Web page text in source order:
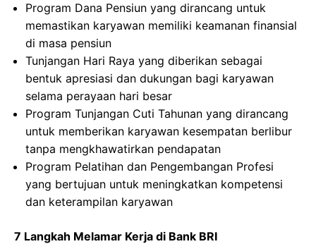
Program Dana Pensiun yang dirancang untuk
memastikan karyawan memiliki keamanan finansial
di masa pensiun
Tunjangan Hari Raya yang diberikan sebagai
bentuk apresiasi dan dukungan bagi karyawan
selama perayaan hari besar
Program Tunjangan Cuti Tahunan yang dirancang
untuk memberikan karyawan kesempatan berlibur
tanpa mengkhawatirkan pendapatan
Program Pelatihan dan Pengembangan Profesi
yang bertujuan untuk meningkatkan kompetensi
dan keterampilan karyawan
7 Langkah Melamar Kerja di Bank BRI